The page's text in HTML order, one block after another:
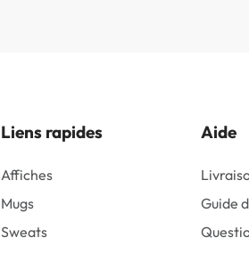
Liens rapides
Affiches
Mugs
Sweats
Aide
Guide